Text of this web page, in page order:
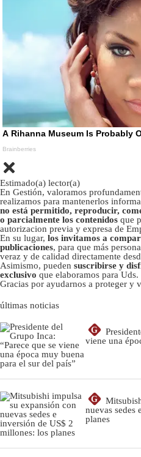
Estimado(a) lector(a)
En Gestión, valoramos
realizamos para mantenerlos
no está permitido, reproducir,
o parcialmente los contenidos que
autorizacion previa y expresa de
En su lugar, los invitamos a
publicaciones, para que más
veraz y de calidad directamente
Asimismo, pueden suscribirse y
exclusivo que elaboramos para Uds.
Gracias por ayudarnos a proteger y
últimas noticias
G
viene una
G
nuevas sedes
planes